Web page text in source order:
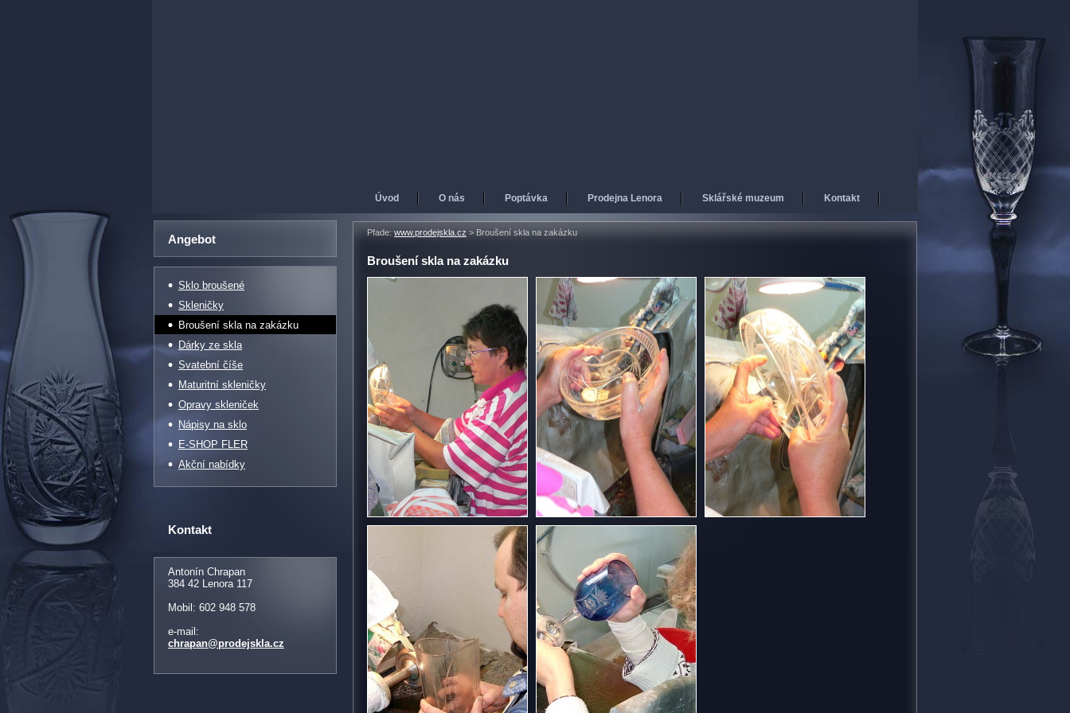
Úvod O nás Poptávka Prodejna Lenora Sklářské muzeum Kontakt
Pfade: www.prodejskla.cz > Broušení skla na zakázku
Angebot
Sklo broušené
Skleničky
Broušení skla na zakázku
Dárky ze skla
Svatební číše
Maturitní skleničky
Opravy skleniček
Nápisy na sklo
E-SHOP FLER
Akční nabídky
Kontakt
Antonín Chrapan
384 42 Lenora 117
Mobil: 602 948 578
e-mail:
chrapan@prodejskla.cz
Broušení skla na zakázku